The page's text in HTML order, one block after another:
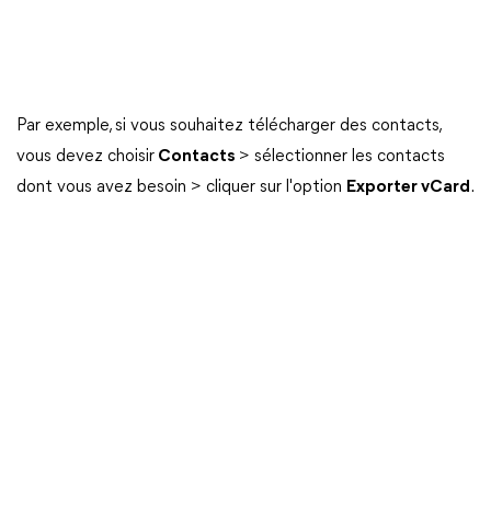
Par exemple, si vous souhaitez télécharger des contacts,
vous devez choisir Contacts > sélectionner les contacts
dont vous avez besoin > cliquer sur l'option Exporter vCard.